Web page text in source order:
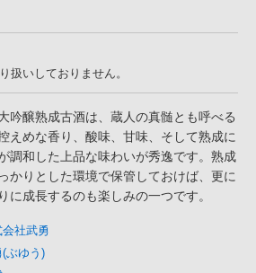
扱いしておりません。
吟醸熟成古酒は、蔵人の真髄とも呼べる
えめな香り、酸味、甘味、そして熟成に
調和した上品な味わいが秀逸です。熟成
かりとした環境で保管しておけば、更に
に成長するのも楽しみの一つです。
会社武勇
(ぶゆう)